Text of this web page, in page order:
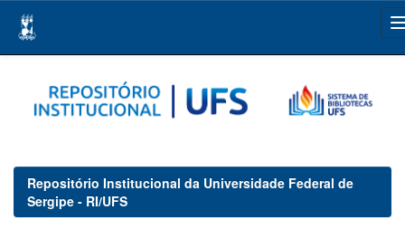
navigation
Repositório Institucional da Universidade Federal de
Sergipe - RI/UFS